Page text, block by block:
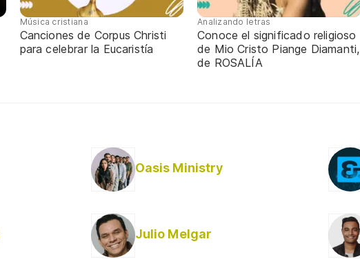
Música cristiana
Canciones de Corpus Christi
para celebrar la Eucaristía
Analizando letras
Conoce el significado religioso
de Mio Cristo Piange Diamanti,
de ROSALÍA
Oasis Ministry
Julio Melgar